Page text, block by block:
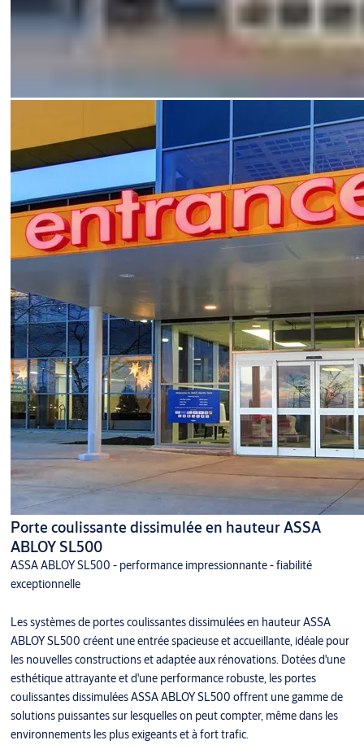
Porte coulissante dissimulée en hauteur ASSA
ABLOY SL500
ASSA ABLOY SL500 - performance impressionnante - fiabilité
exceptionnelle
Les systèmes de portes coulissantes dissimulées en hauteur ASSA
ABLOY SL500 créent une entrée spacieuse et accueillante, idéale pour
les nouvelles constructions et adaptée aux rénovations. Dotées d'une
esthétique attrayante et d'une performance robuste, les portes
coulissantes dissimulées ASSA ABLOY SL500 offrent une gamme de
solutions puissantes sur lesquelles on peut compter, même dans les
environnements les plus exigeants et à fort trafic.